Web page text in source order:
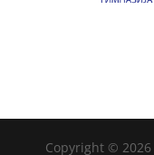
Copyright © 2026